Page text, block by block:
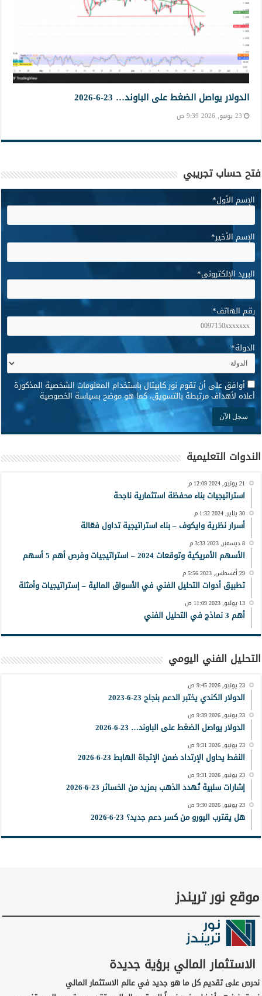
الدولار يواصل الضغط على الباوند… 23-6-2026
23 يونيو, 2026 9:39 ص
فتح حساب تجريبي
الإسم الأول*
الإسم الأخير*
البريد الإلكتروني*
رقم الهاتف*
الدولة*
* أوافق على أن تقوم نور كابيتال باستخدام المعلومات الشخصية المذكورة
أعلاه لأهداف مرتبطة بالتسويق، كما هو موضح بسياسة الخصوصية
الندوات التعليمية
21 يونيو, 2024 12:09 م
استراتيجيات بناء محفظة استثمارية ناجحة
30 يناير, 2024 1:32 م
أسرار نظرية وايكوف – بناء استراتيجية تداول فعّالة
8 ديسمبر, 2023 3:33 م
الأسهم الأمريكية وتوقعات 2024 – استراتيجيات وفرص أهم 5 أسهم
29 أغسطس, 2023 5:56 م
تطبيق أدوات التحليل الفني في الأسواق المالية – إستراتيجيات وأمثلة
13 يوليو, 2023 11:09 ص
أهم 3 نماذج في التحليل الفني
التحليل الفني اليومي
23 يونيو, 2026 9:45 ص
الدولار الكندي يختبر الدعم بنجاح 23-6-2023
23 يونيو, 2026 9:39 ص
الدولار يواصل الضغط على الباوند… 23-6-2026
23 يونيو, 2026 9:31 ص
النفط يحاول الإرتداد ضمن الإتجاة الهابط 23-6-2026
23 يونيو, 2026 9:31 ص
إشارات سلبية تُهدد الذهب بمزيد من الخسائر 23-6-2026
23 يونيو, 2026 9:30 ص
هل يقترب اليورو من كسر دعم جديد؟ 23-6-2026
موقع نور تريندز
الاستثمار المالي برؤية جديدة
نحرص على تقديم كل ما هو جديد في عالم الاستثمار المالي